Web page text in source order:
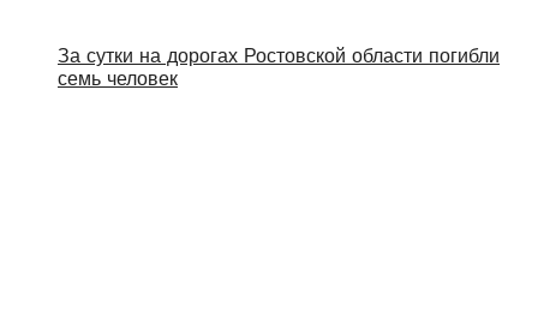
За сутки на дорогах Ростовской области погибли
семь человек